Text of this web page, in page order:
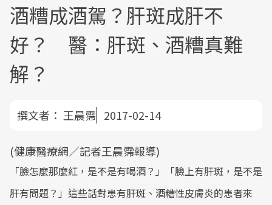
酒糟成酒駕？肝斑成肝不
好？ 醫：肝斑、酒糟真難
解？
撰文者： 王晨霈 2017-02-14
(健康醫療網／記者王晨霈報導)
「臉怎麼那麼紅，是不是有喝酒？」「臉上有肝斑，是不是
肝有問題？」這些話對患有肝斑、酒糟性皮膚炎的患者來